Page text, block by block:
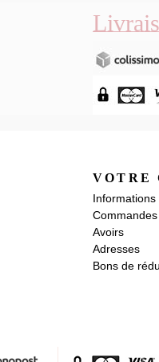
VOTRE
Commandes
Avoirs
Adresses
Bons de